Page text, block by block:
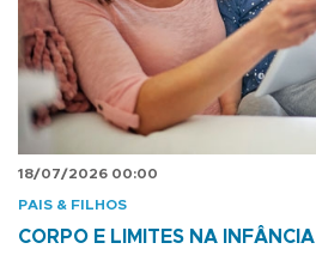
18/07/2026 00:00
PAIS & FILHOS
CORPO E LIMITES NA INFÂNCIA